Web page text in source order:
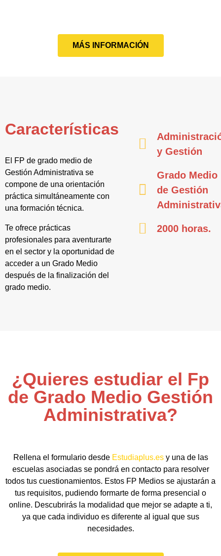
MÁS INFORMACIÓN
Características
El FP de grado medio de
Gestión Administrativa se
compone de una orientación
práctica simultáneamente con
una formación técnica.
Te ofrece prácticas
profesionales para aventurarte
en el sector y la oportunidad de
acceder a un Grado Medio
después de la finalización del
grado medio.
y Gestión
Grado Medio
de Gestión
2000 horas.
¿Quieres estudiar el Fp
de Grado Medio Gestión
Administrativa?
Rellena el formulario desde Estudiaplus.esy una de las
escuelas asociadas se pondrá en contacto para resolver
todos tus cuestionamientos. Estos FP Medios se ajustarán a
tus requisitos, pudiendo formarte de forma presencial o
online. Descubrirás la modalidad que mejor se adapte a ti,
ya que cada individuo es diferente al igual que sus
necesidades.